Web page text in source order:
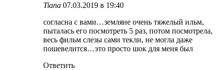
Tiana 07.03.2019 в 19:40
согласна с вами…земляне очень тяжелый ильм,
пыталась его посмотреть 5 раз, потом посмотрела,
весь фильм слезы сами текли, не могла даже
пошевелится…это просто шок для меня был
Ответить